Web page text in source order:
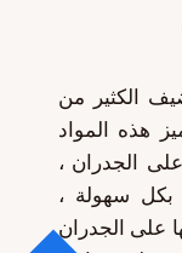
الكثير من
هذه المواد
الجدران ،
بكل سهولة ،
على الجدران